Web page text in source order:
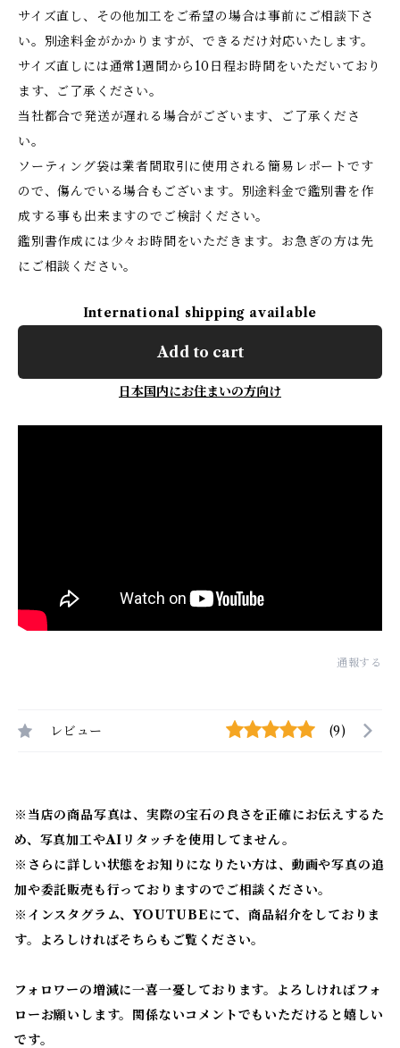
サイズ直し、その他加工をご希望の場合は事前にご相談下さ
い。別途料金がかかりますが、できるだけ対応いたします。
サイズ直しには通常1週間から10日程お時間をいただいており
ます、ご了承ください。
当社都合で発送が遅れる場合がございます、ご了承くださ
い。
ソーティング袋は業者間取引に使用される簡易レポートです
ので、傷んでいる場合もございます。別途料金で鑑別書を作
成する事も出来ますのでご検討ください。
鑑別書作成には少々お時間をいただきます。お急ぎの方は先
にご相談ください。
International shipping available
Add to cart
日本国内にお住まいの方向け
通報する
レビュー (9)
※当店の商品写真は、実際の宝石の良さを正確にお伝えするた
め、写真加工やAIリタッチを使用してません。
※ さらに詳しい状態をお知りになりたい方は、動画や写真の追
加や委託販売も行っておりますのでご相談ください。
※ インスタグラム、YOUTUBEにて、商品紹介をしておりま
す。よろしければそちらもご覧ください。
フォロワーの増減に一喜一憂しております。よろしければフォ
ローお願いします。関係ないコメントでもいただけると嬉しい
です。